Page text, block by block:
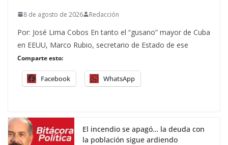
8 de agosto de 2026 Redacción
Por: José Lima Cobos En tanto el “gusano” mayor de Cuba
en EEUU, Marco Rubio, secretario de Estado de ese
Comparte esto:
Facebook WhatsApp
El incendio se apagó… la deuda con
la población sigue ardiendo